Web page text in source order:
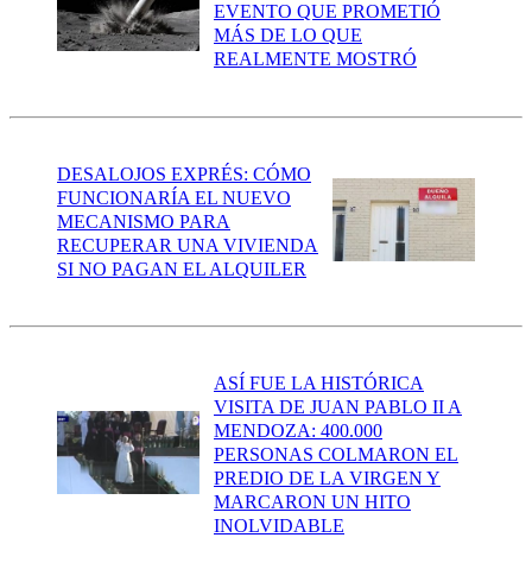
EVENTO QUE PROMETIÓ
MÁS DE LO QUE
REALMENTE MOSTRÓ
DESALOJOS EXPRÉS: CÓMO
FUNCIONARÍA EL NUEVO
MECANISMO PARA
RECUPERAR UNA VIVIENDA
SI NO PAGAN EL ALQUILER
ASÍ FUE LA HISTÓRICA
VISITA DE JUAN PABLO II A
MENDOZA: 400.000
PERSONAS COLMARON EL
PREDIO DE LA VIRGEN Y
MARCARON UN HITO
INOLVIDABLE